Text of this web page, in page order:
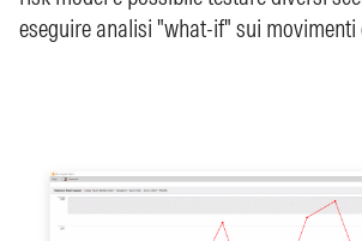
eseguire analisi "what-if" sui movimenti